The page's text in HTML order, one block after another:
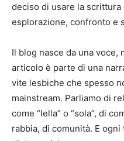
deciso di usare la
esplorazione, confronto e
Il blog nasce da una voce,
articolo è parte di una
vite lesbiche che spesso
mainstream. Parliamo di
come “lella” o “sola”, di
rabbia, di comunità. E